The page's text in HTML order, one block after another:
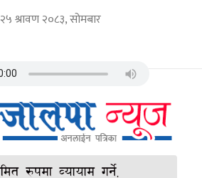
२५ श्रावण २०८३, सोमबार